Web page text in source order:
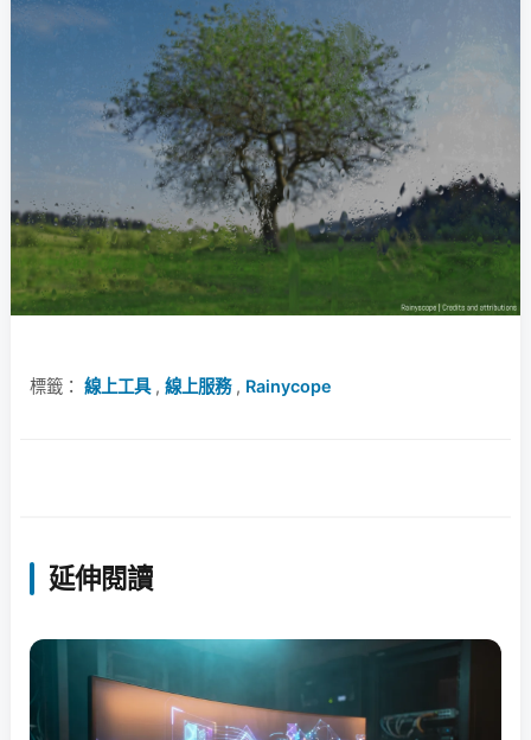
標籤： 線上工具, 線上服務, Rainycope
延伸閱讀